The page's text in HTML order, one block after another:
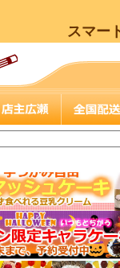
スマー